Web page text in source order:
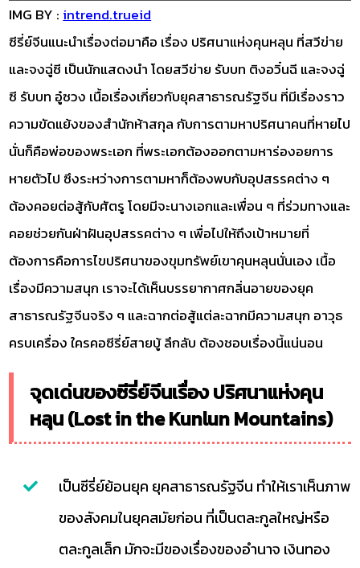
IMG BY : intrend.trueid
ซีรี่ย์จีนแนะนำเรื่องต่อมาคือ เรื่อง ปริศนาแห่งคุนหลุน ที่สวีข่าย
และจงฉู่ซี เป็นนักแสดงนำ โดยสวีข่าย รับบท ติงอวิ๋นฉี และจงฉู่
ซี รับบท อู๋ซวง เนื้อเรื่องเกี่ยวกับยุคสาธารณรัฐจีน ที่มีเรื่องราว
ความขัดแย้งของสำนักห้าสกุล กับการตามหาปริศนาคนที่หายไป
นั่นก็คือพ่อของพระเอก ที่พระเอกต้องออกตามหาร่องอยการ
หายตัวไป ซึงระหว่างการตามหาก็ต้องพบกับอุปสรรคต่าง ๆ
ต้องคอยต่อสู้กับศัตรู โดยมีจะนางเอกและเพื่อน ๆ ที่ร่วมทางและ
คอยช่วยกันฝ่าฝันอุปสรรคต่าง ๆ เพื่อไปให้ถึงเป้าหมายที่
ต้องการคือการไขปริศนาของขุมทรัพย์เขาคุนหลุนนั่นเอง เนื้อ
เรื่องมีความสนุก เราจะได้เห็นบรรยากาศกลิ่นอายของยุค
สาธารณรัฐจีนจริง ๆ และฉากต่อสู้แต่ละฉากมีความสนุก อาวุธ
ครบเครื่อง ใครคอซีรี่ย์สายบู้ ลึกลับ ต้องชอบเรื่องนี้แน่นอน
จุดเด่นของซีรี่ย์จีนเรื่อง ปริศนาแห่งคุน
หลุน (Lost in the Kunlun Mountains)
เป็นซีรี่ย์ย้อนยุค ยุคสาธารณรัฐจีน ทำให้เราเห็นภาพ
ของสังคมในยุคสมัยก่อน ที่เป็นตละกูลใหญ่หรือ
ตละกูลเล็ก มักจะมีของเรื่องของอำนาจ เงินทอง